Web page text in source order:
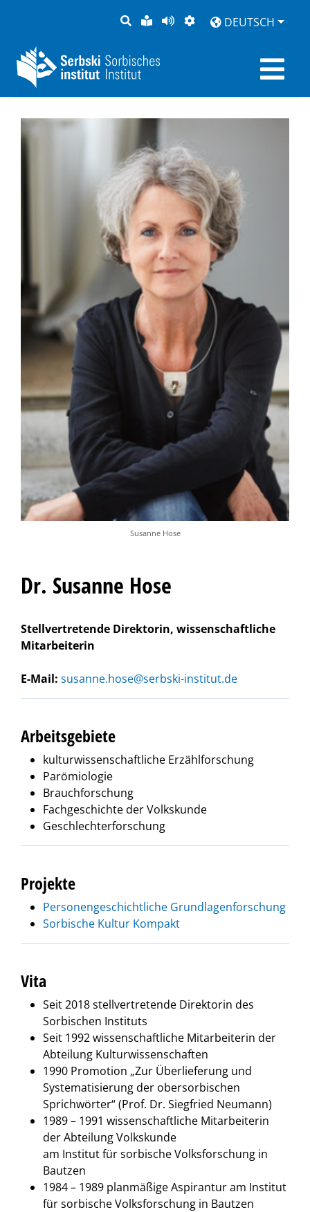
SUCHELEICHTE
SPRACHE
SEITEDARSTELLUNG
DEUTSCH
Susanne Hose
Dr. Susanne Hose
Stellvertretende Direktorin, wissenschaftliche
Mitarbeiterin
E-Mail: susanne.hose@serbski-institut.de
Arbeitsgebiete
kulturwissenschaftliche Erzählforschung
Parömiologie
Brauchforschung
Fachgeschichte der Volkskunde
Geschlechterforschung
Projekte
Personengeschichtliche Grundlagenforschung
Sorbische Kultur Kompakt
Vita
Seit 2018 stellvertretende Direktorin des
Sorbischen Instituts
Seit 1992 wissenschaftliche Mitarbeiterin der
Abteilung Kulturwissenschaften
1990 Promotion „Zur Überlieferung und
Systematisierung der obersorbischen
Sprichwörter“ (Prof. Dr. Siegfried Neumann)
1989 – 1991 wissenschaftliche Mitarbeiterin
der Abteilung Volkskunde
am Institut für sorbische Volksforschung in
Bautzen
1984 – 1989 planmäßige Aspirantur am Institut
für sorbische Volksforschung in Bautzen